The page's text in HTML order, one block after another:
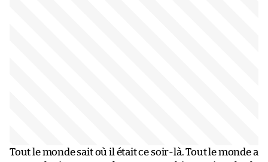
Tout le monde sait où il était ce soir-là. Tout le monde a